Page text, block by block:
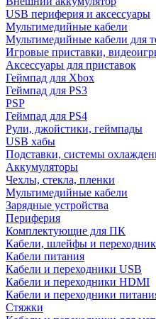
USB периферия и аксессуары
Мультимедийные кабели
Мультимедийные кабели для
Игровые приставки,
Аксессуары для приставок
Геймпад для Xbox
Геймпад для PS3
PSP
Геймпад для PS4
Рули, джойстики, геймпады
USB хабы
Подставки, системы
Аккумуляторы
Чехлы, стекла, пленки
Мультимедийные кабели
Зарядные устройства
Периферия
Комплектующие для ПК
Кабели, шлейфы и
Кабели питания
Кабели и переходники USB
Кабели и переходники HDMI
Кабели и переходники
Стяжки